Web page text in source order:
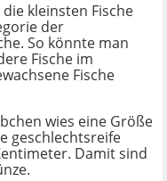
kleinsten Fische
der
So könnte man
Fische im
Fische
wies eine Größe
geschlechtsreife
Damit sind